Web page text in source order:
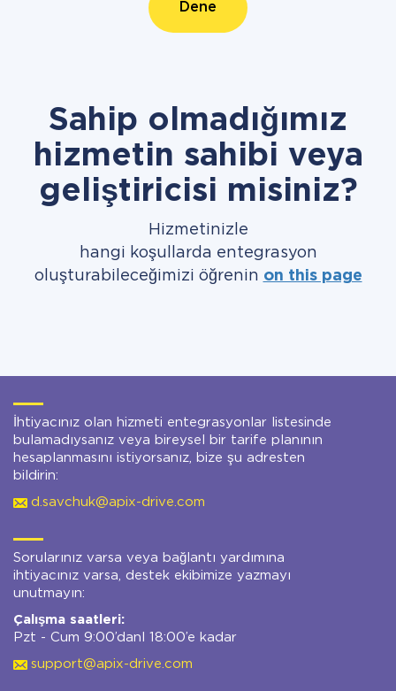
Dene
Sahip olmadığımız
hizmetin sahibi veya
geliştiricisi misiniz?
Hizmetinizle
hangi koşullarda entegrasyon
oluşturabileceğimizi öğrenin on this page
İhtiyacınız olan hizmeti entegrasyonlar listesinde
bulamadıysanız veya bireysel bir tarife planının
hesaplanmasını istiyorsanız, bize şu adresten
bildirin:
d.savchuk@apix-drive.com
Sorularınız varsa veya bağlantı yardımına
ihtiyacınız varsa, destek ekibimize yazmayı
unutmayın:
Çalışma saatleri:
Pzt - Cum 9:00’danl 18:00’e kadar
support@apix-drive.com